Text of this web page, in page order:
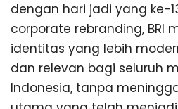
dengan hari jadi yang ke-
corporate rebranding, BRI
identitas yang lebih
dan relevan bagi seluruh
Indonesia, tanpa